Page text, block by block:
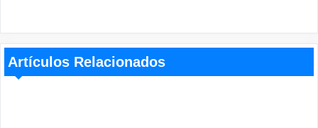
Artículos Relacionados